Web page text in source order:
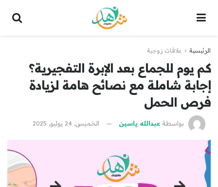
الرئيسية علاقات زوجية
كم يوم للجماع بعد الإبرة التفجيرية؟
إجابة شاملة مع نصائح هامة لزيادة
فرص الحمل
بواسطة عبدالله ياسين الخميس, 24 يوليو, 2025